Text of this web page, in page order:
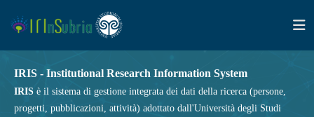
IRIS - Institutional Research Information System
IRIS è il sistema di gestione integrata dei dati della ricerca (persone,
progetti, pubblicazioni, attività) adottato dall'Università degli Studi